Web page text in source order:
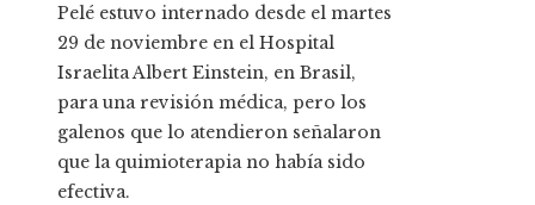
Pelé estuvo internado desde el martes
29 de noviembre en el Hospital
Israelita Albert Einstein, en Brasil,
para una revisión médica, pero los
galenos que lo atendieron señalaron
que la quimioterapia no había sido
efectiva.